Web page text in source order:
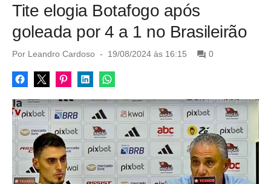
Tite elogia Botafogo após
goleada por 4 a 1 no Brasileirão
Por Leandro Cardoso
P
s
t
d
19/08/2024 às 16:15 0